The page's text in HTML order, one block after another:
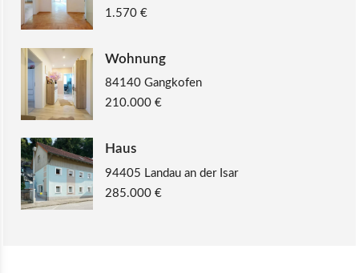
1.570 €
Wohnung
84140 Gangkofen
210.000 €
Haus
94405 Landau an der Isar
285.000 €